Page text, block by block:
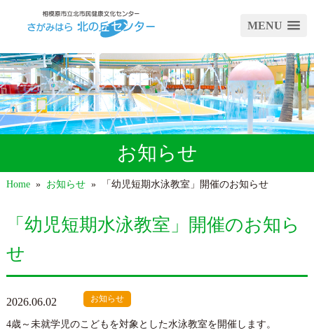
MENU
お知らせ
Home» お知らせ» 「幼児短期水泳教室」開催のお知らせ
「幼児短期水泳教室」開催のお知ら
せ
2026.06.02 お知らせ
4歳～未就学児のこどもを対象とした水泳教室を開催します。